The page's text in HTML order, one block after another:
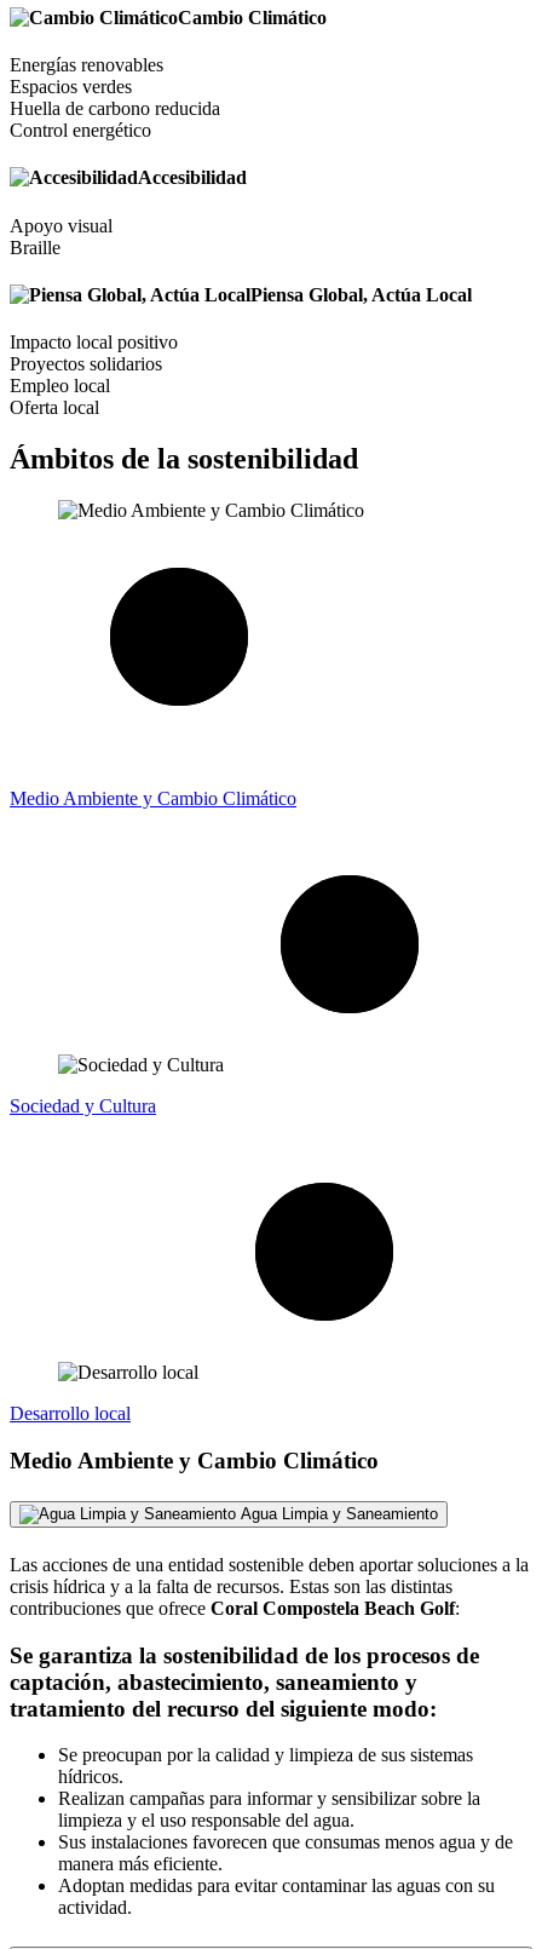
Cambio Climático
Energías renovables
Espacios verdes
Huella de carbono reducida
Control energético
Accesibilidad
Apoyo visual
Braille
Piensa Global, Actúa Local
Impacto local positivo
Proyectos solidarios
Empleo local
Oferta local
Ámbitos de la sostenibilidad
Medio Ambiente y Cambio Climático
Sociedad y Cultura
Desarrollo local
Medio Ambiente y Cambio Climático
Agua Limpia y Saneamiento
Las acciones de una entidad sostenible deben aportar soluciones a la
crisis hídrica y a la falta de recursos. Estas son las distintas
contribuciones que ofrece Coral Compostela Beach Golf:
Se garantiza la sostenibilidad de los procesos de
captación, abastecimiento, saneamiento y
tratamiento del recurso del siguiente modo:
Se preocupan por la calidad y limpieza de sus sistemas
hídricos.
Realizan campañas para informar y sensibilizar sobre la
limpieza y el uso responsable del agua.
Sus instalaciones favorecen que consumas menos agua y de
manera más eficiente.
Adoptan medidas para evitar contaminar las aguas con su
actividad.